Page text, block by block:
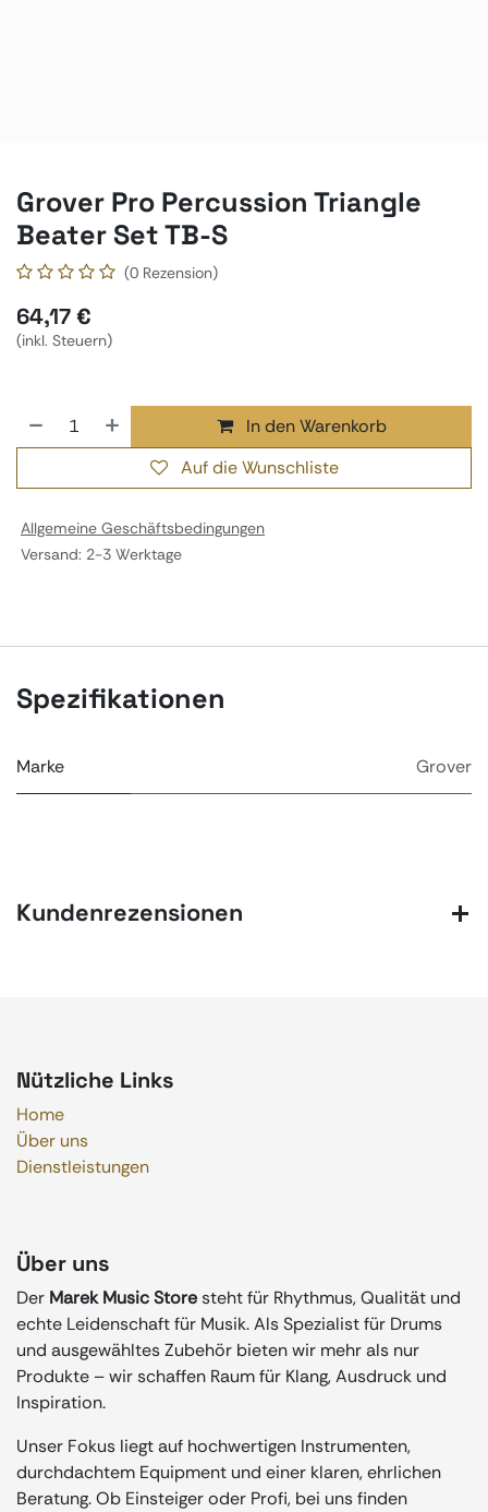
Grover Pro Percussion Triangle
Beater Set TB-S
(0 Rezension)
64,17€
(inkl. Steuern)
In den Warenkorb
Auf die Wunschliste
Allgemeine Geschäftsbedingungen
Versand: 2-3 Werktage
Spezifikationen
Marke Grover
Kundenrezensionen
Nützliche Links
Home
Über uns
Dienstleistungen
Über uns
Der Marek Music Storesteht für Rhythmus, Qualität und
echte Leidenschaft für Musik. Als Spezialist für Drums
und ausgewähltes Zubehör bieten wir mehr als nur
Produkte – wir schaffen Raum für Klang, Ausdruck und
Inspiration.
Unser Fokus liegt auf hochwertigen Instrumenten,
durchdachtem Equipment und einer klaren, ehrlichen
Beratung. Ob Einsteiger oder Profi, bei uns finden